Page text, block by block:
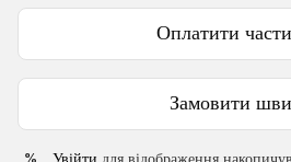
Оплатити
Замовити
%